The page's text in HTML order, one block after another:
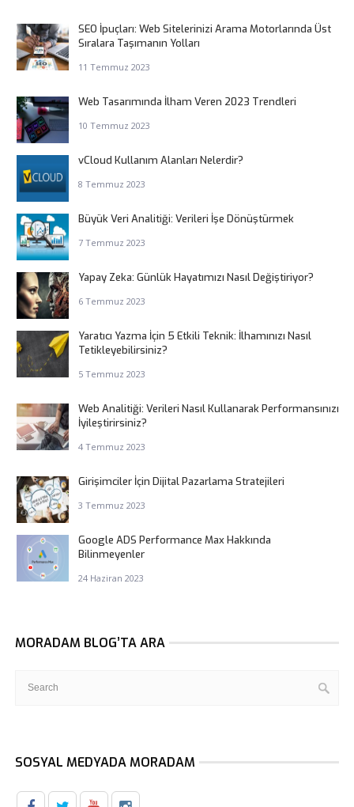
SEO İpuçları: Web Sitelerinizi Arama Motorlarında Üst
Sıralara Taşımanın Yolları
11 Temmuz 2023
Web Tasarımında İlham Veren 2023 Trendleri
10 Temmuz 2023
vCloud Kullanım Alanları Nelerdir?
8 Temmuz 2023
Büyük Veri Analitiği: Verileri İşe Dönüştürmek
7 Temmuz 2023
Yapay Zeka: Günlük Hayatımızı Nasıl Değiştiriyor?
6 Temmuz 2023
Yaratıcı Yazma İçin 5 Etkili Teknik: İlhamınızı Nasıl
Tetikleyebilirsiniz?
5 Temmuz 2023
Web Analitiği: Verileri Nasıl Kullanarak Performansınızı
İyileştirirsiniz?
4 Temmuz 2023
Girişimciler İçin Dijital Pazarlama Stratejileri
3 Temmuz 2023
Google ADS Performance Max Hakkında
Bilinmeyenler
24 Haziran 2023
MORADAM BLOG’TA ARA
SOSYAL MEDYADA MORADAM